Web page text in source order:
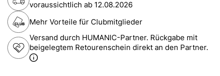
voraussichtlich ab 12.08.2026
Mehr Vorteile für Clubmitglieder
Versand durch HUMANIC-Partner. Rückgabe mit
beigelegtem Retourenschein direkt an den Partner.